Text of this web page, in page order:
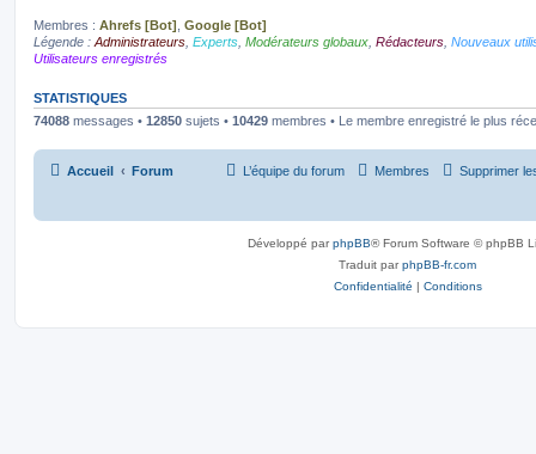
Membres : Ahrefs [Bot] Google [Bot]
Légende : Administrateurs Experts Modérateurs globaux Rédacteurs Nouveaux
Utilisateurs enregistrés
STATISTIQUES
74088 messages • 12850 sujets • 10429 membres • Le membre enregistré le plus
Accueil Forum Supprimer
Membres
L’équipe du forum
Développé parphpBB® Forum Software © phpBB
Traduit parphpBB-fr.com
Confidentialité | Conditions